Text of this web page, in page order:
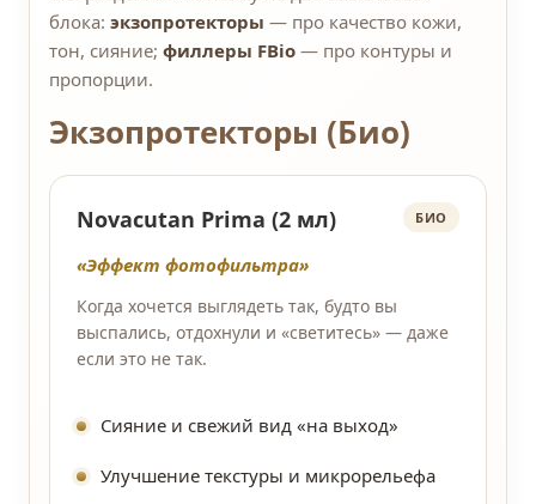
блока: экзопротекторы — про качество кожи,
тон, сияние; филлеры FBio — про контуры и
пропорции.
Экзопротекторы (Био)
Novacutan Prima (2 мл) БИО
«Эффект фотофильтра»
Когда хочется выглядеть так, будто вы
выспались, отдохнули и «светитесь» — даже
если это не так.
Сияние и свежий вид «на выход»
Улучшение текстуры и микрорельефа